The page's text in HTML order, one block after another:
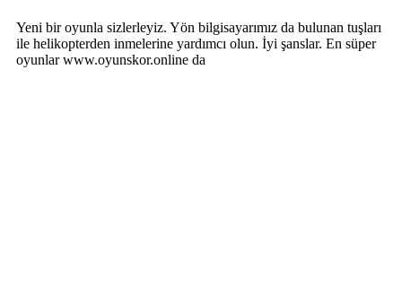
Yeni bir oyunla sizlerleyiz. Yön bilgisayarımız da bulunan tuşları
ile helikopterden inmelerine yardımcı olun. İyi şanslar. En süper
oyunlar www.oyunskor.online da